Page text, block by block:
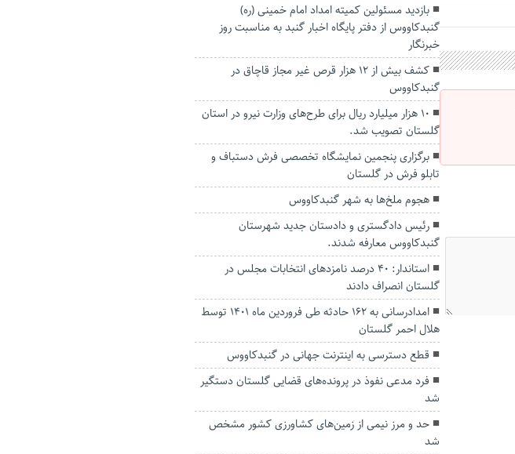
بازدید مسئولین کمیته امداد امام‌ خمینی (ره)
گنبدکاووس از دفتر پایگاه اخبار گنبد به مناسبت روز
خبرنگار
کشف بیش از ۱۲ هزار قرص غیر مجاز قاچاق در
گنبدکاووس
۱۰ هزار میلیارد ریال برای طرح‌های وزارت نیرو در استان
گلستان تصویب شد.
برگزاری پنجمین نمایشگاه تخصصی فرش دستباف و
تابلو فرش در گلستان
هجوم ملخ‌ها به شهر گنبدکاووس
رئیس دادگستری و دادستان جدید شهرستان
گنبدکاووس معارفه شدند.
استاندار: ۴۰ درصد نامزدهای انتخابات مجلس در
گلستان انصراف دادند
امدادرسانی به ۱۶۲ حادثه طی فروردین ماه ۱۴۰۱ توسط
هلال احمر گلستان
قطع دسترسی به اینترنت جهانی در گنبدکاووس
فرد مدعی نفوذ در پرونده‌های قضایی گلستان دستگیر
شد
حد و مرز نیمی از زمین‌های کشاورزی کشور مشخص
شد